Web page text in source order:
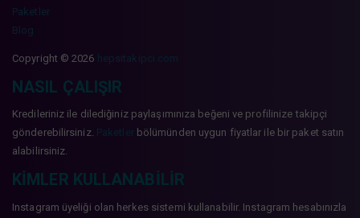
Paketler
Blog
Copyright © 2026 hepsitakipci.com
NASIL ÇALIŞIR
Kredileriniz ile dilediğiniz paylaşımınıza beğeni ve profilinize takipçi
gönderebilirsiniz. Paketler bölümünden uygun fiyatlar ile bir paket satın
alabilirsiniz.
KIMLER KULLANABILIR
Instagram üyeliği olan herkes sistemi kullanabilir. Instagram hesabınızla